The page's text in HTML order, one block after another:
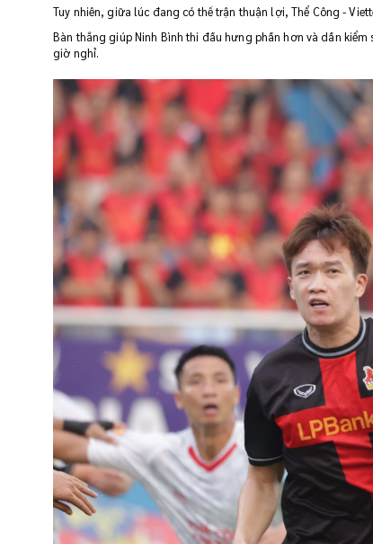
Tuy nhiên, giữa lúc đang có thế trận thuận lợi, Thể Công -
Bàn thắng giúp Ninh Bình thi đấu hưng phấn hơn và dần
giờ nghỉ.